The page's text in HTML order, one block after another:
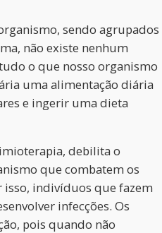
sendo agrupados
não existe nenhum
o que nosso organismo
uma alimentação diária
e ingerir uma dieta
debilita o
que combatem os
isso, indivíduos que fazem
infecções. Os
pois quando não